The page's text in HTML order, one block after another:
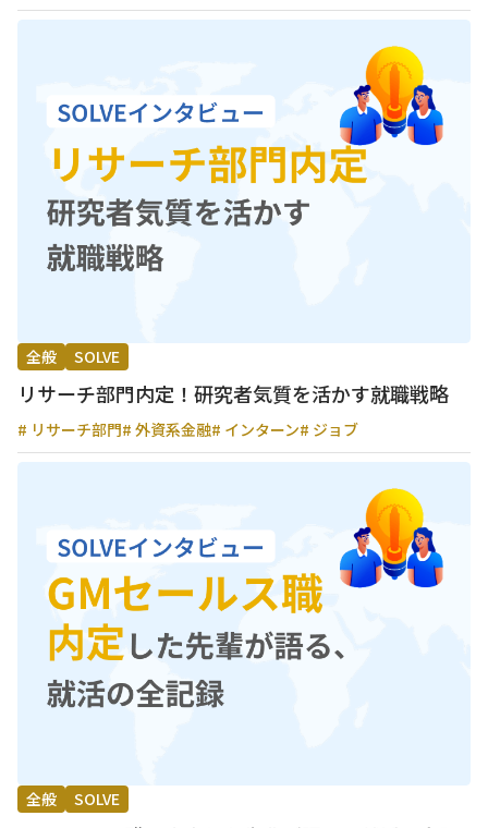
全般 SOLVE
リサーチ部門内定！研究者気質を活かす就職戦略
# リサーチ部門# 外資系金融# インターン# ジョブ
全般 SOLVE